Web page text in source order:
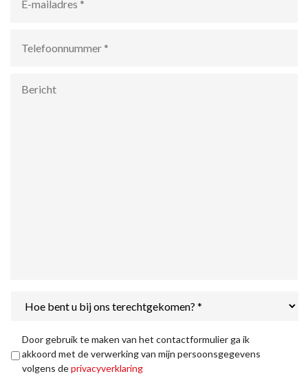
mailadres *
bent
ons
terechtgekomen?
Privacyverklaring *
Door gebruik te maken van het contactformulier ga ik
akkoord met de verwerking van mijn persoonsgegevens
volgens deprivacyverklaring